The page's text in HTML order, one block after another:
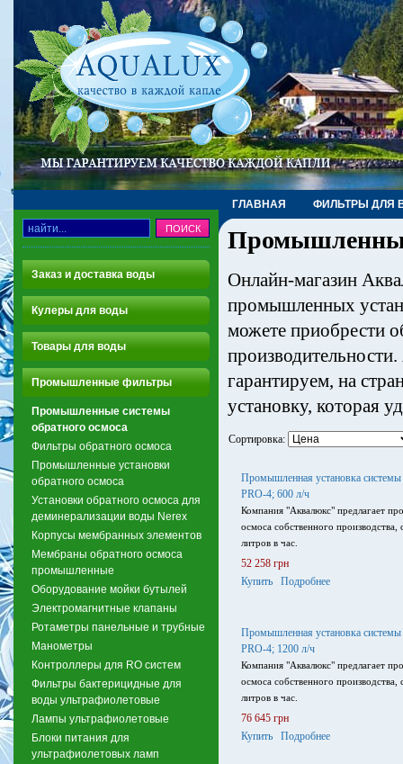
ГЛАВНАЯ ФИЛЬТРЫ ДЛЯ
Заказ и доставка воды
Кулеры для воды
Товары для воды
Промышленные фильтры
Промышленные системы
обратного осмоса
Фильтры обратного осмоса
Промышленные установки
обратного осмоса
Установки обратного осмоса для
деминерализации воды Nerex
Корпусы мембранных элементов
Мембраны обратного осмоса
промышленные
Оборудование мойки бутылей
Электромагнитные клапаны
Ротаметры панельные и трубные
Манометры
Контроллеры для RO систем
Фильтры бактерицидные для
воды ультрафиолетовые
Лампы ультрафиолетовые
Блоки питания для
ультрафиолетовых ламп
Онлайн-магазин
промышленных
можете приобрести
гарантируем, на
установку, которая
Сортировка:
Промышленная установка
PRO-4; 600 л/ч
Компания "Аквалюкс" предлагает
осмоса собственного
литров в час.
52 258 грн
Купить
Подробнее
Промышленная установка
PRO-4; 1200 л/ч
Компания "Аквалюкс" предлагает
осмоса собственного
литров в час.
76 645 грн
Купить
Подробнее